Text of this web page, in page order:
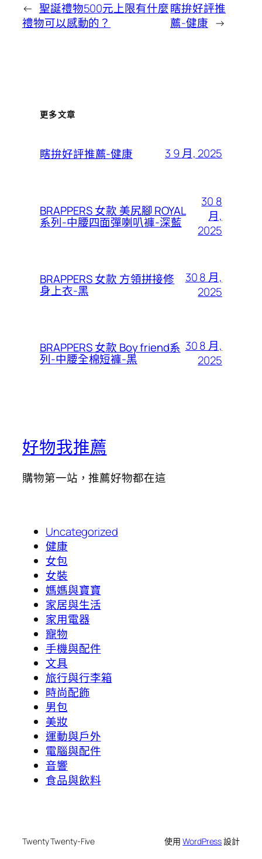
← 聖誕禮物500元上限有什麼
禮物可以感動的？
瞎拚好評推
薦-健康 →
更多文章
瞎拚好評推薦-健康 3 9 月, 2025
BRAPPERS 女款 美尻腳 ROYAL
系列-中腰四面彈喇叭褲-深藍
30 8
月,
2025
BRAPPERS 女款 方領拼接修
身上衣-黑
30 8 月,
2025
BRAPPERS 女款 Boy friend系
列-中腰全棉短褲-黑
30 8 月,
2025
好物我推薦
購物第一站，推薦好物都在這
Uncategorized
健康
女包
女裝
媽媽與寶寶
家居與生活
家用電器
寵物
手機與配件
文具
旅行與行李箱
時尚配飾
男包
美妝
運動與戶外
電腦與配件
音響
食品與飲料
Twenty Twenty-Five 使用WordPress設計